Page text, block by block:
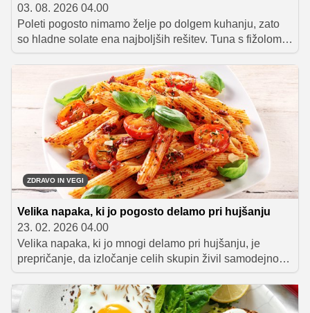
03. 08. 2026 04.00
Poleti pogosto nimamo želje po dolgem kuhanju, zato
so hladne solate ena najboljših rešitev. Tuna s fižolom
zaradi kombinacije kakovostnih beljakovin, prehranskih
vlaknin in obilice zelenjave predstavlja preprost in
uravnotežen obrok, ki lahko prispeva k daljšemu
občutku sitosti in lažjemu nadzoru telesne teže.
ZDRAVO IN VEGI
Velika napaka, ki jo pogosto delamo pri hujšanju
23. 02. 2026 04.00
Velika napaka, ki jo mnogi delamo pri hujšanju, je
prepričanje, da izločanje celih skupin živil samodejno
vodi do boljših rezultatov. Kot navajajo strokovnjaki,
popolna izločitev večjih skupin živil pogosto privede do
pomanjkanja energije in hranil ter težko vzdržnega